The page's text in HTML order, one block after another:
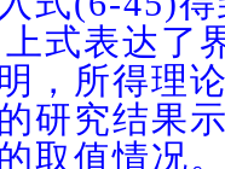
式表达了
，所得理
研究结果
取值情况